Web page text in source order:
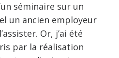
séminaire sur un
un ancien employeur
Or, j’ai été
par la réalisation